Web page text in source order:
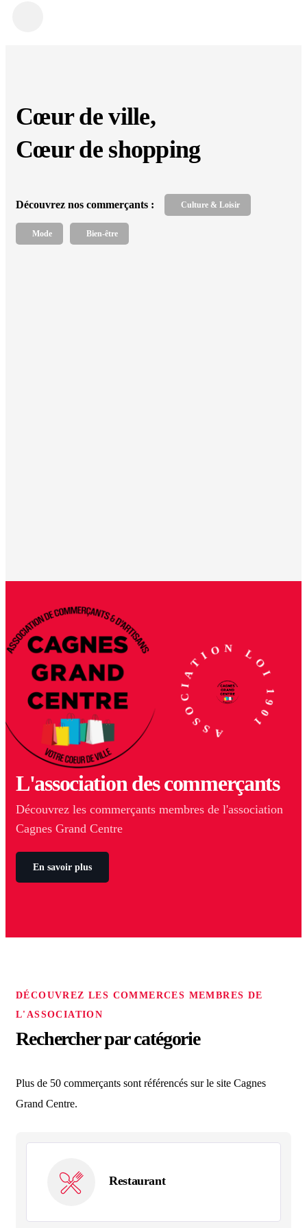
Cœur de ville,
Cœur de shopping
Découvrez nos commerçants : Culture & Loisir
Mode Bien-être
ASSOCIATION LOI 1901
L'association des commerçants
Découvrez les commerçants membres de l'association
Cagnes Grand Centre
En savoir plus
DÉCOUVREZ LES COMMERCES MEMBRES DE
L'ASSOCIATION
Rechercher par catégorie
Plus de 50 commerçants sont référencés sur le site Cagnes
Grand Centre.
Restaurant